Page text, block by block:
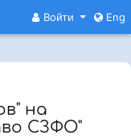
Войти Eng
на
СЗФО"